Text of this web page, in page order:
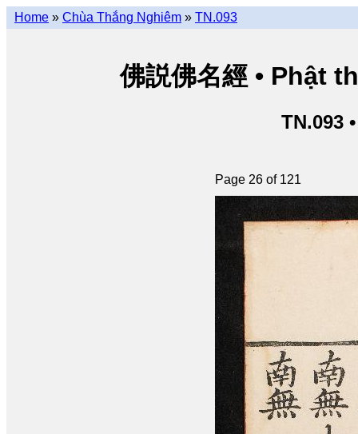
Home » Chùa Thắng Nghiêm » TN.093
佛説佛名經 • Phật
TN.093
Page 26 of 121